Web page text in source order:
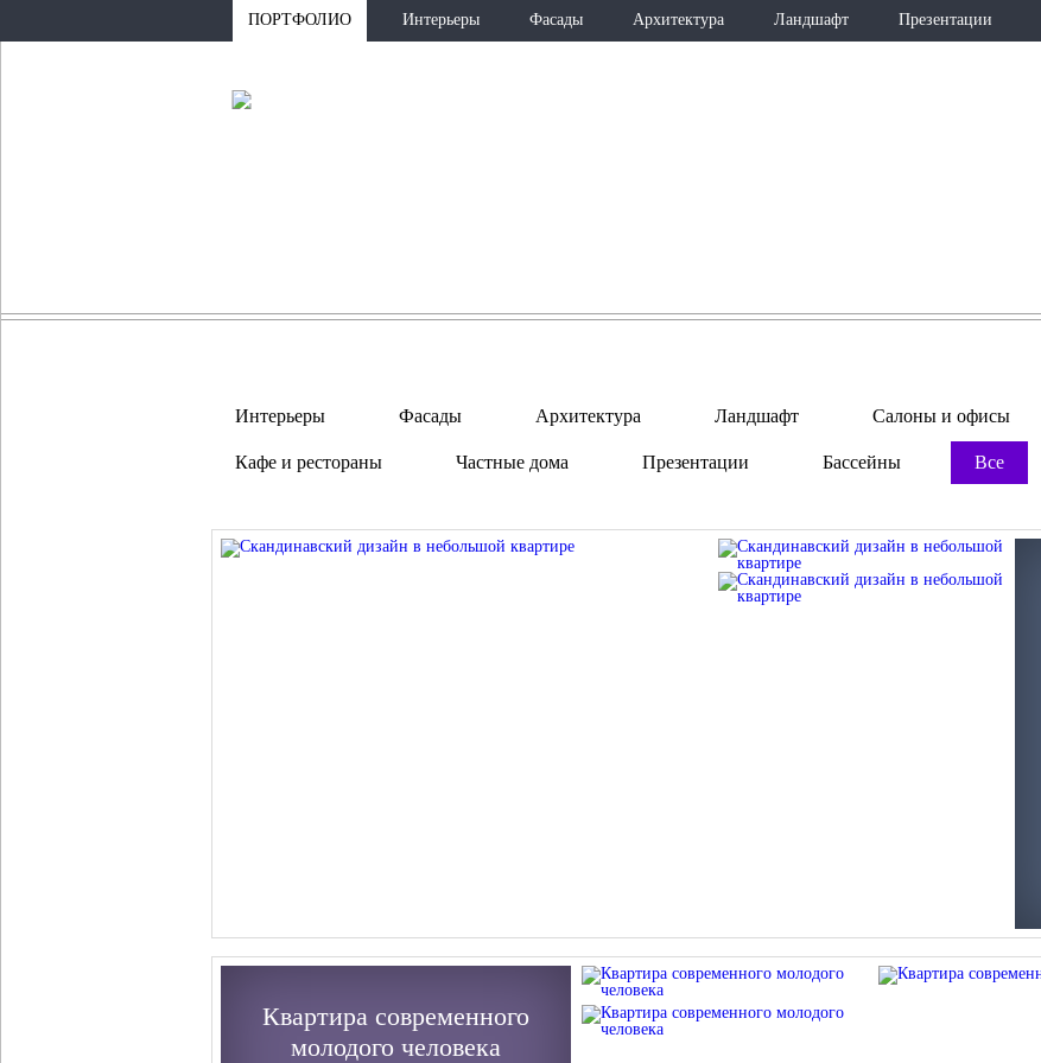
ПОРТФОЛИО Интерьеры Фасады Архитектура Ландшафт Презентации
Интерьеры Фасады Архитектура Ландшафт Салоны и офисы
Кафе и рестораны Частные дома Презентации Бассейны Все
Квартира современного
молодого человека